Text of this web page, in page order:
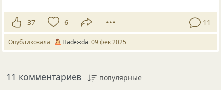
37 6 11
Опубликовала Нadeжda 09 фев 2025
11 комментариев популярные